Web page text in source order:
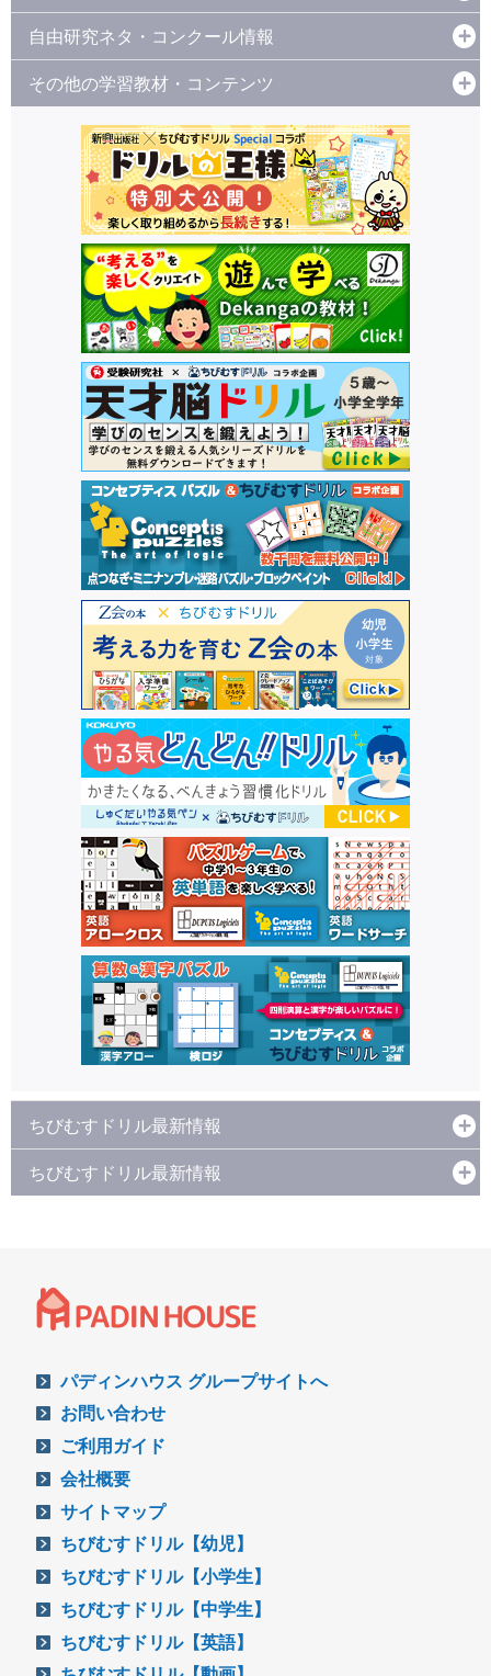
自由研究ネタ・コンクール情報
その他の学習教材・コンテンツ
ちびむすドリル最新情報
ちびむすドリル最新情報
パディンハウス グループサイトへ
お問い合わせ
ご利用ガイド
会社概要
サイトマップ
ちびむすドリル【幼児】
ちびむすドリル【小学生】
ちびむすドリル【中学生】
ちびむすドリル【英語】